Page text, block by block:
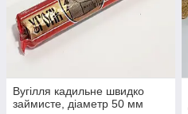
Вугілля кадильне швидко
займисте, діаметр 50 мм